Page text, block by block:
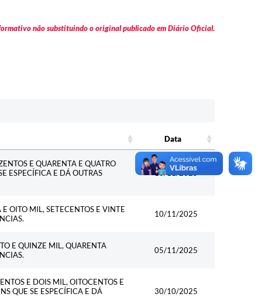
não substituindo o original publicado em Diário Oficial.
Data
Data
E QUARENTA E QUATRO
ESPECÍFICA E DÁ OUTRAS
10/11/2025
OITO MIL, SETECENTOS E VINTE
10/11/2025
E QUINZE MIL, QUARENTA
05/11/2025
E DOIS MIL, OITOCENTOS E
QUE SE ESPECÍFICA E DÁ
30/10/2025